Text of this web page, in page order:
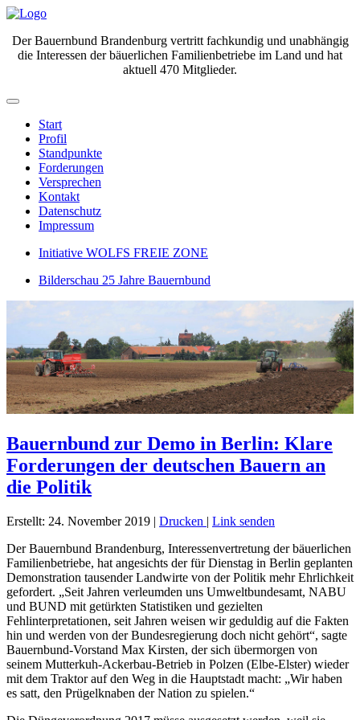
Der Bauernbund Brandenburg vertritt fachkundig und unabhängig
die Interessen der bäuerlichen Familienbetriebe im Land und hat
aktuell 470 Mitglieder.
Start
Profil
Standpunkte
Forderungen
Versprechen
Kontakt
Datenschutz
Impressum
Initiative WOLFS FREIE ZONE
Bilderschau 25 Jahre Bauernbund
Bauernbund zur Demo in Berlin: Klare
Forderungen der deutschen Bauern an
die Politik
Erstellt: 24. November 2019 | Drucken | Link senden
Der Bauernbund Brandenburg, Interessenvertretung der bäuerlichen
Familienbetriebe, hat angesichts der für Dienstag in Berlin geplanten
Demonstration tausender Landwirte von der Politik mehr Ehrlichkeit
gefordert. „Seit Jahren verleumden uns Umweltbundesamt, NABU
und BUND mit getürkten Statistiken und gezielten
Fehlinterpretationen, seit Jahren weisen wir geduldig auf die Fakten
hin und werden von der Bundesregierung doch nicht gehört“, sagte
Bauernbund-Vorstand Max Kirsten, der sich übermorgen von
seinem Mutterkuh-Ackerbau-Betrieb in Polzen (Elbe-Elster) wieder
mit dem Traktor auf den Weg in die Hauptstadt macht: „Wir haben
es satt, den Prügelknaben der Nation zu spielen.“